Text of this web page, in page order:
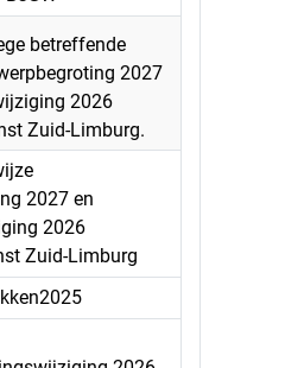
betreffende
2027
2026
Zuid-Limburg.
2027 en
2026
Zuid-Limburg